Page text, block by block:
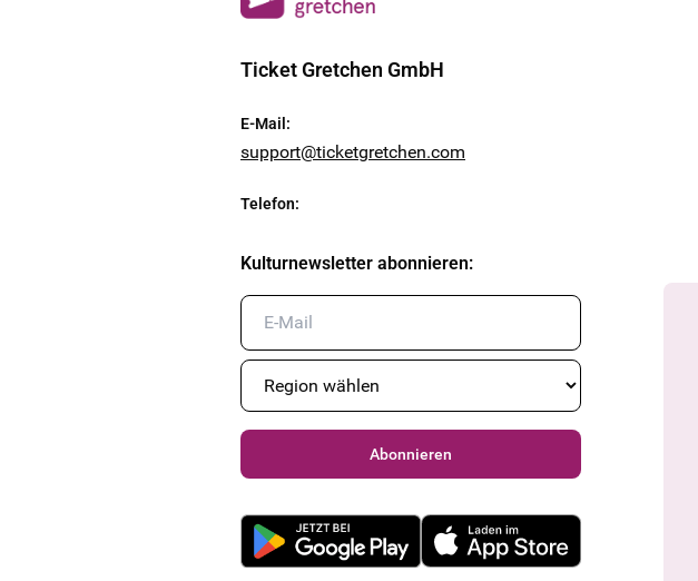
Ticket Gretchen GmbH
E-Mail :
support@ticketgretchen.com
Telefon:
Kulturnewsletter abonnieren:
Abonnieren